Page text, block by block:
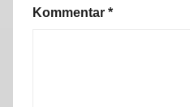
Kommentar *